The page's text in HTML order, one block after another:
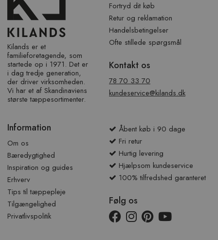
Kilands er et
familieforetagende, som
startede op i 1971. Det er
i dag tredje generation,
der driver virksomheden.
Vi har et af ​​Skandinaviens
største tæppesortimenter.
Fortryd dit køb
Retur og reklamation
Handelsbetingelser
Ofte stillede spørgsmål
Kontakt os
78 70 33 70
kundeservice@kilands.dk
Information
Om os
Bæredygtighed
Inspiration og guides
Erhverv
Tips til tæppepleje
Tilgængelighed
Privatlivspolitik
Åbent køb i 90 dage
Fri retur
Hurtig levering
Hjælpsom kundeservice
100% tilfredshed garanteret
Følg os